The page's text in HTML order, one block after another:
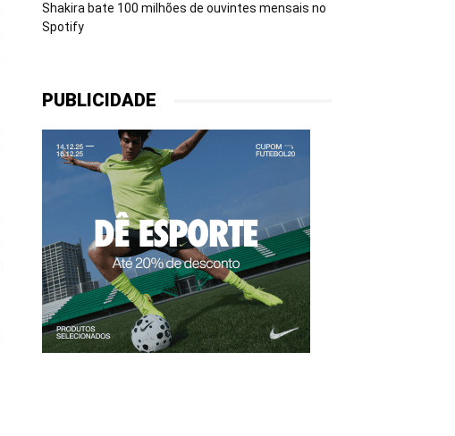
Shakira bate 100 milhões de ouvintes mensais no
Spotify
PUBLICIDADE